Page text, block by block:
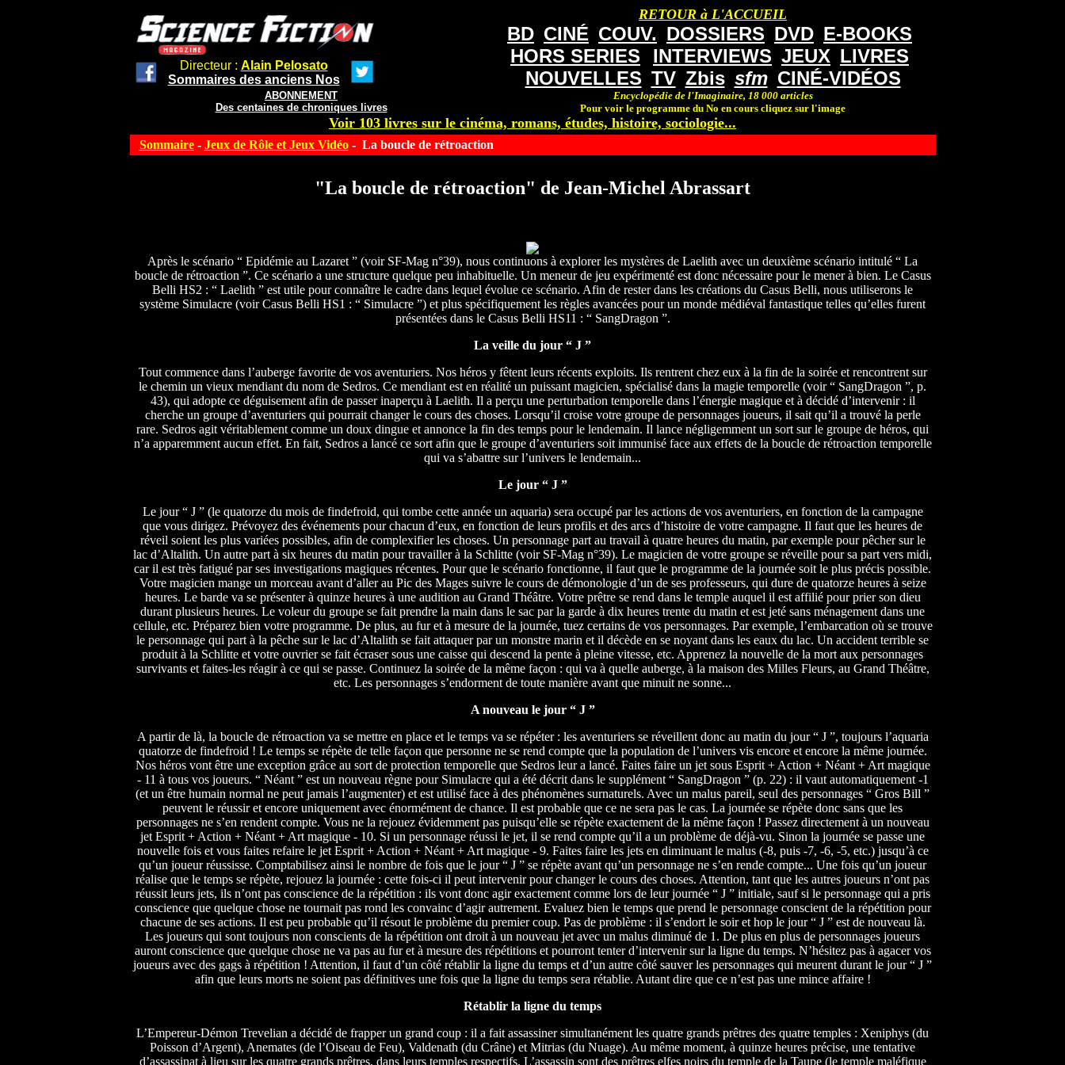
Directeur : Alain Pelosato
Sommaires des anciens Nos
ABONNEMENT
Des centaines de chroniques livres
RETOUR à L'ACCUEIL
BD CINÉ COUV. DOSSIERS DVD E-BOOKS
HORS SERIES
INTERVIEWS JEUX LIVRES
NOUVELLES TV Zbis sfm CINÉ-VIDÉOS
Encyclopédie de l'Imaginaire, 18 000 articles
Pour voir le programme du No en cours cliquez sur l'image
Voir 103 livres sur le cinéma, romans, études, histoire, sociologie...
Sommaire- Jeux de Rôle et Jeux Vidéo- La boucle de rétroaction
"La boucle de rétroaction" de Jean-Michel Abrassart
Après le scénario “ Epidémie au Lazaret ” (voir SF-Mag n°39), nous continuons à explorer les mystères de Laelith avec un deuxième scénario intitulé “ La
boucle de rétroaction ”. Ce scénario a une structure quelque peu inhabituelle. Un meneur de jeu expérimenté est donc nécessaire pour le mener à bien. Le Casus
Belli HS2 : “ Laelith ” est utile pour connaître le cadre dans lequel évolue ce scénario. Afin de rester dans les créations du Casus Belli, nous utiliserons le
système Simulacre (voir Casus Belli HS1 : “ Simulacre ”) et plus spécifiquement les règles avancées pour un monde médiéval fantastique telles qu’elles furent
présentées dans le Casus Belli HS11 : “ SangDragon ”.
La veille du jour “ J ”
Tout commence dans l’auberge favorite de vos aventuriers. Nos héros y fêtent leurs récents exploits. Ils rentrent chez eux à la fin de la soirée et rencontrent sur
le chemin un vieux mendiant du nom de Sedros. Ce mendiant est en réalité un puissant magicien, spécialisé dans la magie temporelle (voir “ SangDragon ”, p.
43), qui adopte ce déguisement afin de passer inaperçu à Laelith. Il a perçu une perturbation temporelle dans l’énergie magique et à décidé d’intervenir : il
cherche un groupe d’aventuriers qui pourrait changer le cours des choses. Lorsqu’il croise votre groupe de personnages joueurs, il sait qu’il a trouvé la perle
rare. Sedros agit véritablement comme un doux dingue et annonce la fin des temps pour le lendemain. Il lance négligemment un sort sur le groupe de héros, qui
n’a apparemment aucun effet. En fait, Sedros a lancé ce sort afin que le groupe d’aventuriers soit immunisé face aux effets de la boucle de rétroaction temporelle
qui va s’abattre sur l’univers le lendemain...
Le jour “ J ”
Le jour “ J ” (le quatorze du mois de findefroid, qui tombe cette année un aquaria) sera occupé par les actions de vos aventuriers, en fonction de la campagne
que vous dirigez. Prévoyez des événements pour chacun d’eux, en fonction de leurs profils et des arcs d’histoire de votre campagne. Il faut que les heures de
réveil soient les plus variées possibles, afin de complexifier les choses. Un personnage part au travail à quatre heures du matin, par exemple pour pêcher sur le
lac d’Altalith. Un autre part à six heures du matin pour travailler à la Schlitte (voir SF-Mag n°39). Le magicien de votre groupe se réveille pour sa part vers midi,
car il est très fatigué par ses investigations magiques récentes. Pour que le scénario fonctionne, il faut que le programme de la journée soit le plus précis possible.
Votre magicien mange un morceau avant d’aller au Pic des Mages suivre le cours de démonologie d’un de ses professeurs, qui dure de quatorze heures à seize
heures. Le barde va se présenter à quinze heures à une audition au Grand Théâtre. Votre prêtre se rend dans le temple auquel il est affilié pour prier son dieu
durant plusieurs heures. Le voleur du groupe se fait prendre la main dans le sac par la garde à dix heures trente du matin et est jeté sans ménagement dans une
cellule, etc. Préparez bien votre programme. De plus, au fur et à mesure de la journée, tuez certains de vos personnages. Par exemple, l’embarcation où se trouve
le personnage qui part à la pêche sur le lac d’Altalith se fait attaquer par un monstre marin et il décède en se noyant dans les eaux du lac. Un accident terrible se
produit à la Schlitte et votre ouvrier se fait écraser sous une caisse qui descend la pente à pleine vitesse, etc. Apprenez la nouvelle de la mort aux personnages
survivants et faites-les réagir à ce qui se passe. Continuez la soirée de la même façon : qui va à quelle auberge, à la maison des Milles Fleurs, au Grand Théâtre,
etc. Les personnages s’endorment de toute manière avant que minuit ne sonne...
A nouveau le jour “ J ”
A partir de là, la boucle de rétroaction va se mettre en place et le temps va se répéter : les aventuriers se réveillent donc au matin du jour “ J ”, toujours l’aquaria
quatorze de findefroid ! Le temps se répète de telle façon que personne ne se rend compte que la population de l’univers vis encore et encore la même journée.
Nos héros vont être une exception grâce au sort de protection temporelle que Sedros leur a lancé. Faites faire un jet sous Esprit + Action + Néant + Art magique
- 11 à tous vos joueurs. “ Néant ” est un nouveau règne pour Simulacre qui a été décrit dans le supplément “ SangDragon ” (p. 22) : il vaut automatiquement -1
(et un être humain normal ne peut jamais l’augmenter) et est utilisé face à des phénomènes surnaturels. Avec un malus pareil, seul des personnages “ Gros Bill ”
peuvent le réussir et encore uniquement avec énormément de chance. Il est probable que ce ne sera pas le cas. La journée se répète donc sans que les
personnages ne s’en rendent compte. Vous ne la rejouez évidemment pas puisqu’elle se répète exactement de la même façon ! Passez directement à un nouveau
jet Esprit + Action + Néant + Art magique - 10. Si un personnage réussi le jet, il se rend compte qu’il a un problème de déjà-vu. Sinon la journée se passe une
nouvelle fois et vous faites refaire le jet Esprit + Action + Néant + Art magique - 9. Faites faire les jets en diminuant le malus (-8, puis -7, -6, -5, etc.) jusqu’à ce
qu’un joueur réussisse. Comptabilisez ainsi le nombre de fois que le jour “ J ” se répète avant qu’un personnage ne s’en rende compte... Une fois qu’un joueur
réalise que le temps se répète, rejouez la journée : cette fois-ci il peut intervenir pour changer le cours des choses. Attention, tant que les autres joueurs n’ont pas
réussit leurs jets, ils n’ont pas conscience de la répétition : ils vont donc agir exactement comme lors de leur journée “ J ” initiale, sauf si le personnage qui a pris
conscience que quelque chose ne tournait pas rond les convainc d’agir autrement. Evaluez bien le temps que prend le personnage conscient de la répétition pour
chacune de ses actions. Il est peu probable qu’il résout le problème du premier coup. Pas de problème : il s’endort le soir et hop le jour “ J ” est de nouveau là.
Les joueurs qui sont toujours non conscients de la répétition ont droit à un nouveau jet avec un malus diminué de 1. De plus en plus de personnages joueurs
auront conscience que quelque chose ne va pas au fur et à mesure des répétitions et pourront tenter d’intervenir sur la ligne du temps. N’hésitez pas à agacer vos
joueurs avec des gags à répétition ! Attention, il faut d’un côté rétablir la ligne du temps et d’un autre côté sauver les personnages qui meurent durant le jour “ J ”
afin que leurs morts ne soient pas définitives une fois que la ligne du temps sera rétablie. Autant dire que ce n’est pas une mince affaire !
Rétablir la ligne du temps
L’Empereur-Démon Trevelian a décidé de frapper un grand coup : il a fait assassiner simultanément les quatre grands prêtres des quatre temples : Xeniphys (du
Poisson d’Argent), Anemates (de l’Oiseau de Feu), Valdenath (du Crâne) et Mitrias (du Nuage). Au même moment, à quinze heures précise, une tentative
d’assassinat à lieu sur les quatre grands prêtres, dans leurs temples respectifs. L’assassin sont des prêtres elfes noirs du temple de la Taupe (le temple maléfique